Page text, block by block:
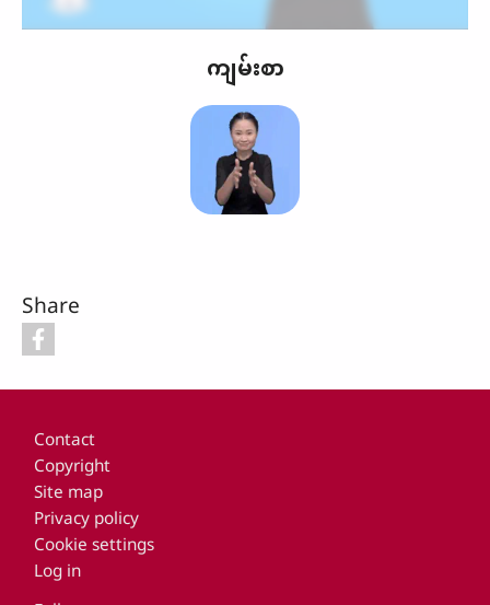
ကျမ်းစာ
Share
Contact
Copyright
Site map
Privacy policy
Cookie settings
Log in